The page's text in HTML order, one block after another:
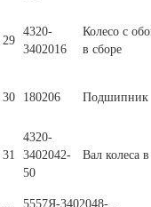
29
4320-
3402016
Колесо с
в сборе
30 180206 Подшипник
31
4320-
3402042-
50
Вал колеса
5557Я-3402048-